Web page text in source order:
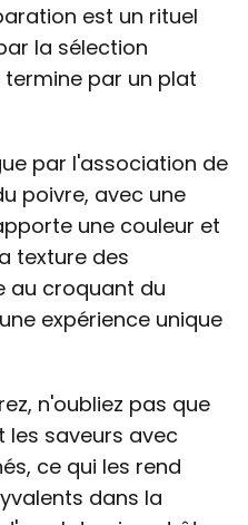
est un rituel
la sélection
par un plat
par l'association de
poivre, avec une
une couleur et
texture des
au croquant du
expérience unique
n'oubliez pas que
les saveurs avec
ce qui les rend
dans la